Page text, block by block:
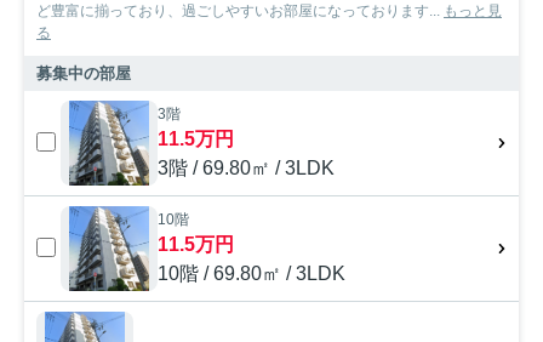
ど豊富に揃っており、過ごしやすいお部屋になっております... もっと見
る
募集中の部屋
3階
11.5万円
3階 / 69.80㎡ / 3LDK
10階
11.5万円
10階 / 69.80㎡ / 3LDK